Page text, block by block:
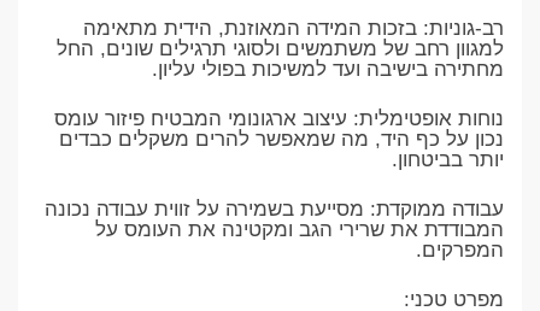
​רב-גוניות: בזכות המידה המאוזנת, הידית מתאימה
למגוון רחב של משתמשים ולסוגי תרגילים שונים, החל
מחתירה בישיבה ועד למשיכות בפולי עליון.
​נוחות אופטימלית: עיצוב ארגונומי המבטיח פיזור עומס
נכון על כף היד, מה שמאפשר להרים משקלים כבדים
יותר בביטחון.
​עבודה ממוקדת: מסייעת בשמירה על זווית עבודה נכונה
המבודדת את שרירי הגב ומקטינה את העומס על
המפרקים.
​מפרט טכני: